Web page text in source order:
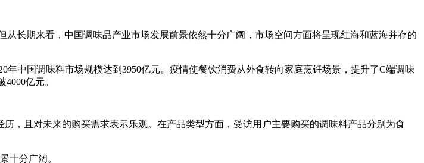
长期来看，中国调味品产业市场发展前景依然十分广阔，市场空间方面将呈现红海和蓝海并存的
中国调味料市场规模达到3950亿元。疫情使餐饮消费从外食转向家庭烹饪场景，提升了C端调味
亿元。
，且对未来的购买需求表示乐观。在产品类型方面，受访用户主要购买的调味料产品分别为食
十分广阔。